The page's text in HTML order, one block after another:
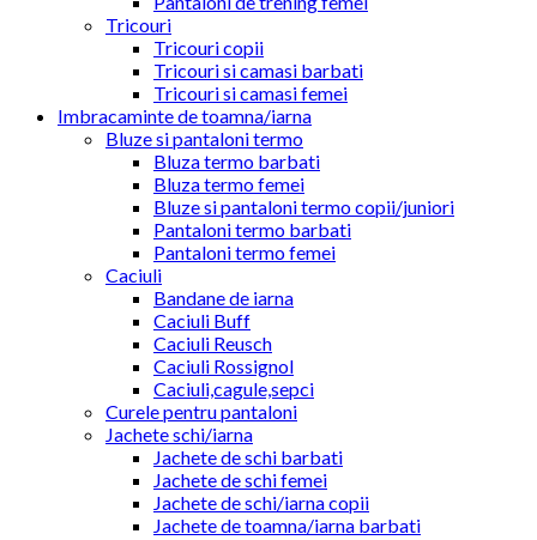
Tricouri
Tricouri copii
Tricouri si camasi barbati
Tricouri si camasi femei
Imbracaminte de toamna/iarna
Bluze si pantaloni termo
Bluza termo barbati
Bluza termo femei
Bluze si pantaloni termo copii/juniori
Pantaloni termo barbati
Pantaloni termo femei
Caciuli
Bandane de iarna
Caciuli Buff
Caciuli Reusch
Caciuli Rossignol
Caciuli,cagule,sepci
Curele pentru pantaloni
Jachete schi/iarna
Jachete de schi barbati
Jachete de schi femei
Jachete de schi/iarna copii
Jachete de toamna/iarna barbati